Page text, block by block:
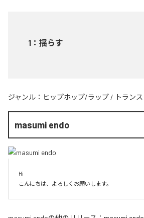
1 ： 揺らす
ジャンル： ヒップホップ/ラップ / トランス
masumi endo
Hi
こんにちは、よろしくお願いします。